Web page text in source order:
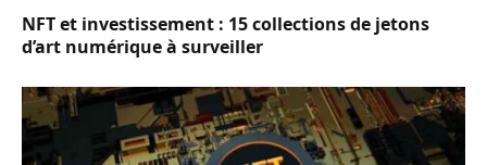
NFT et investissement : 15 collections de jetons
d’art numérique à surveiller